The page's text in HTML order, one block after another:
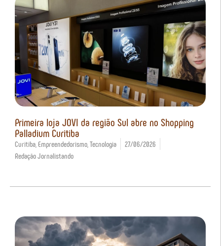
Primeira loja JOVI da região Sul abre no Shopping
Palladium Curitiba
Curitiba Empreendedorismo Tecnologia
27/06/2026
Redação Jornalistando